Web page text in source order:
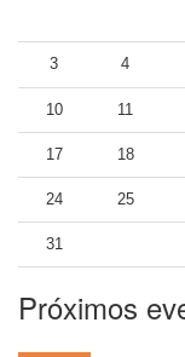
3 4
10 11
17 18
24 25
31
Próximos